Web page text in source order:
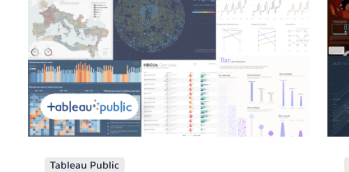
Tableau Public